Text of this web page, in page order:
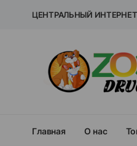
ЦЕНТРАЛЬНЫЙ
Главная О нас